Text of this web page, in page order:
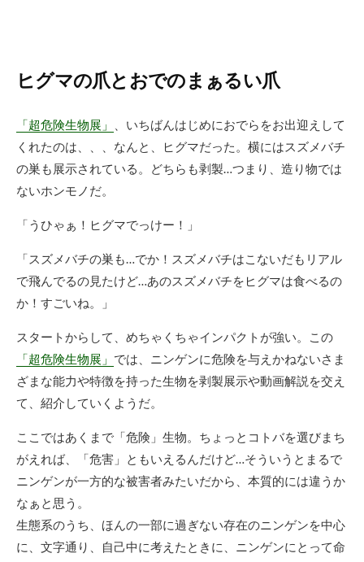
ヒグマの爪とおでのまぁるい爪
「超危険生物展」
、いちばんはじめにおでらをお出迎えして
くれたのは、、、なんと、ヒグマだった。横にはスズメバチ
の巣も展示されている。どちらも剥製…つまり、造り物では
ないホンモノだ。
「うひゃぁ！ヒグマでっけー！」
「スズメバチの巣も…でか！スズメバチはこないだもリアル
で飛んでるの見たけど…あのスズメバチをヒグマは食べるの
か！すごいね。」
スタートからして、めちゃくちゃインパクトが強い。この
「超危険生物展」 では、ニンゲンに危険を与えかねないさま
ざまな能力や特徴を持った生物を剥製展示や動画解説を交え
て、紹介していくようだ。
ここではあくまで「危険」生物。ちょっとコトバを選びまち
がえれば、「危害」ともいえるんだけど…そういうとまるで
ニンゲンが一方的な被害者みたいだから、本質的には違うか
なぁと思う。
生態系のうち、ほんの一部に過ぎない存在のニンゲンを中心
に、文字通り、自己中に考えたときに、ニンゲンにとって命